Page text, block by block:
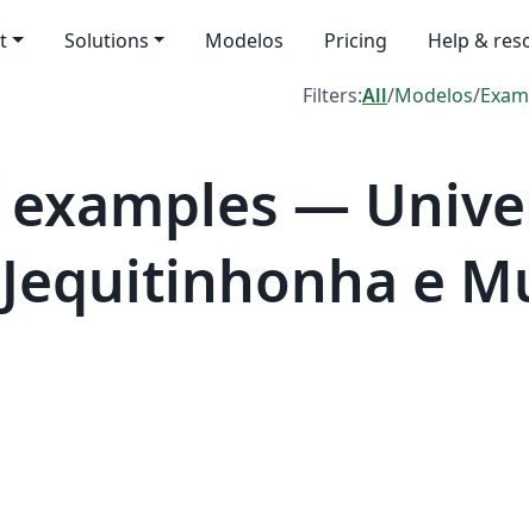
Solutions Modelos Pricing Help &
Filters:All/Modelos/
examples —
e